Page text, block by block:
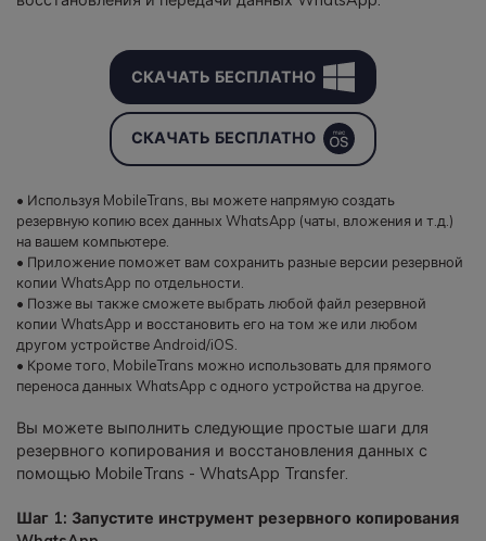
СКАЧАТЬ БЕСПЛАТНО
СКАЧАТЬ БЕСПЛАТНО
• Используя MobileTrans, вы можете напрямую создать
резервную копию всех данных WhatsApp (чаты, вложения и т.д.)
на вашем компьютере.
• Приложение поможет вам сохранить разные версии резервной
копии WhatsApp по отдельности.
• Позже вы также сможете выбрать любой файл резервной
копии WhatsApp и восстановить его на том же или любом
другом устройстве Android/iOS.
• Кроме того, MobileTrans можно использовать для прямого
переноса данных WhatsApp с одного устройства на другое.
Вы можете выполнить следующие простые шаги для
резервного копирования и восстановления данных с
помощью MobileTrans - WhatsApp Transfer.
Шаг 1: Запустите инструмент резервного копирования